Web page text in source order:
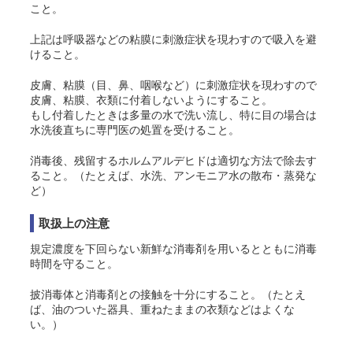
こと。
上記は呼吸器などの粘膜に刺激症状を現わすので吸入を避
けること。
皮膚、粘膜（目、鼻、咽喉など）に刺激症状を現わすので
皮膚、粘膜、衣類に付着しないようにすること。
もし付着したときは多量の水で洗い流し、特に目の場合は
水洗後直ちに専門医の処置を受けること。
消毒後、残留するホルムアルデヒドは適切な方法で除去す
ること。（たとえば、水洗、アンモニア水の散布・蒸発な
ど）
取扱上の注意
規定濃度を下回らない新鮮な消毒剤を用いるとともに消毒
時間を守ること。
披消毒体と消毒剤との接触を十分にすること。（たとえ
ば、油のついた器具、重ねたままの衣類などはよくな
い。）